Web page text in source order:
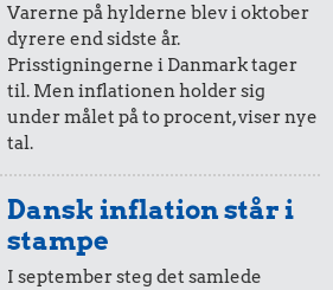
Røget sild
14 kr.
Sodavand
20,-
i 2022
= 22,-
i dag
11,-
Varerne på hylderne blev i oktober
dyrere end sidste år.
Prisstigningerne i Danmark tager
til. Men inflationen holder sig
under målet på to procent, viser nye
tal.
Dansk inflation står i
stampe
I september steg det samlede